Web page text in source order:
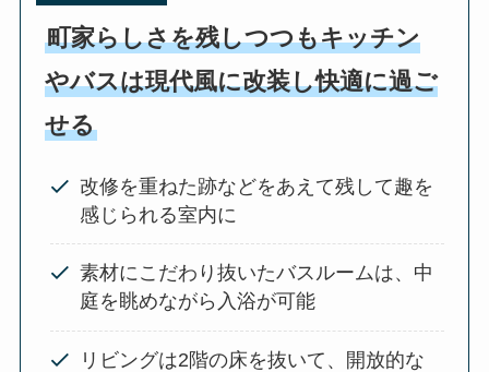
町家らしさを残しつつもキッチン
やバスは現代風に改装し快適に過ご
せる
改修を重ねた跡などをあえて残して趣を
感じられる室内に
素材にこだわり抜いたバスルームは、中
庭を眺めながら入浴が可能
リビングは2階の床を抜いて、開放的な